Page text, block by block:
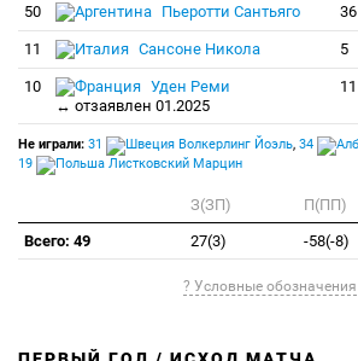
50 Пьеротти Сантьяго 36
11 Сансоне Никола 5
10
Уден Реми
↔ отзаявлен 01.2025
11
Не играли: 31 Волкерлинг Йоэль, 34
19
Листковский Марцин
З(ЗП) П(ПП)
Всего: 49
27(3) -58(-8)
? Условные обозначения